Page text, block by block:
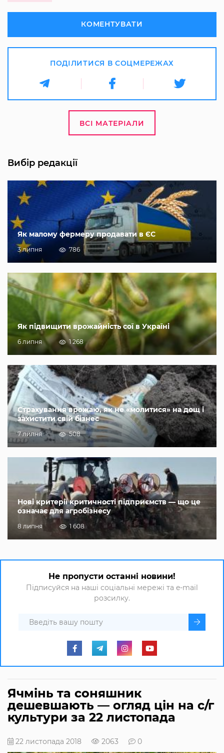
КОМЕНТУВАТИ
ПОДІЛИТИСЯ В СОЦМЕРЕЖАХ
ВСІ МАТЕРІАЛИ
Вибір редакції
Як малому фермеру продавати в ЄС
3 липня 786
Як підвищити врожайність сої в Україні
6 липня 1 268
Страхування врожаю, як не «молитися» на дощ і
захистити свій бізнес
7 липня 508
Нові критерії критичності підприємств — що це
означає для агробізнесу
8 липня 1 608
Не пропусти останні новини!
Підписуйся на наші соціальні мережі та e-mail
розсилку.
Ячмінь та соняшник
дешевшають — огляд цін на с/г
культури за 22 листопада
22 листопада 2018 2063 0